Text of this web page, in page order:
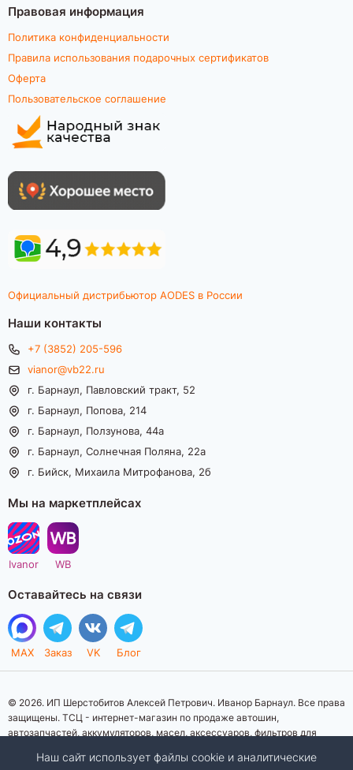
Правовая информация
Политика конфиденциальности
Правила использования подарочных сертификатов
Оферта
Пользовательское соглашение
Официальный дистрибьютор AODES в России
Наши контакты
+7 (3852) 205-596
vianor@vb22.ru
г. Барнаул, Павловский тракт, 52
г. Барнаул, Попова, 214
г. Барнаул, Ползунова, 44а
г. Барнаул, Солнечная Поляна, 22а
г. Бийск, Михаила Митрофанова, 2б
Мы на маркетплейсах
Ivanor WB
Оставайтесь на связи
MAX Заказ VK Блог
© 2026. ИП Шерстобитов Алексей Петрович. Иванор Барнаул. Все права
защищены. ТСЦ - интернет-магазин по продаже автошин,
автозапчастей, аккумуляторов, масел, аксессуаров, фильтров для
информационный характер. Представленная информация о товарах, их
Наш сайт использует файлы cookie и аналитические